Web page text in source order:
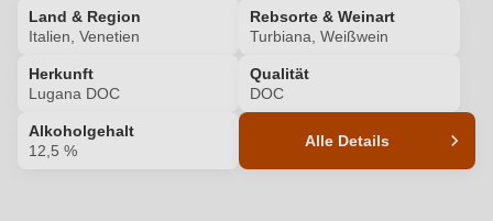
ANMELDEN
Land & Region
Italien, Venetien
Rebsorte & Weinart
Turbiana, Weißwein
Herkunft
Lugana DOC
Qualität
DOC
Alkoholgehalt
12,5 %
Alle Details